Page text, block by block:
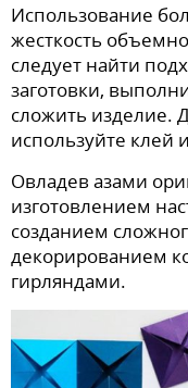
Использование
жесткость
следует найти
заготовки,
сложить изделие.
используйте клей
Овладев азами
изготовлением
созданием
декорированием
гирляндами.